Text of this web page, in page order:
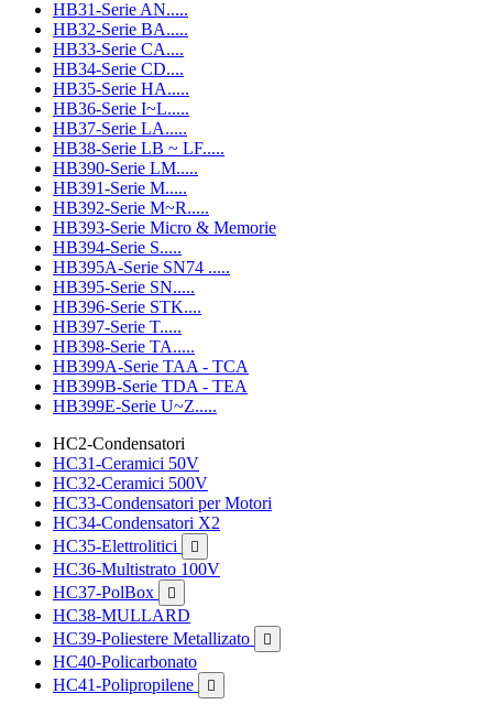
HB31-Serie AN.....
HB32-Serie BA.....
HB33-Serie CA....
HB34-Serie CD....
HB35-Serie HA.....
HB36-Serie I~L.....
HB37-Serie LA.....
HB38-Serie LB ~ LF.....
HB390-Serie LM.....
HB391-Serie M.....
HB392-Serie M~R.....
HB393-Serie Micro & Memorie
HB394-Serie S.....
HB395A-Serie SN74 .....
HB395-Serie SN.....
HB396-Serie STK....
HB397-Serie T.....
HB398-Serie TA.....
HB399A-Serie TAA - TCA
HB399B-Serie TDA - TEA
HB399E-Serie U~Z.....
HC2-Condensatori
HC31-Ceramici 50V
HC32-Ceramici 500V
HC33-Condensatori per Motori
HC34-Condensatori X2
HC35-Elettrolitici

HC36-Multistrato 100V
HC37-PolBox

HC38-MULLARD
HC39-Poliestere Metallizato

HC40-Policarbonato
HC41-Polipropilene
